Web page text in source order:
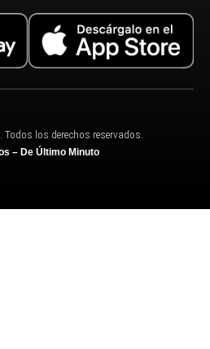
los derechos reservados.
– De Último Minuto